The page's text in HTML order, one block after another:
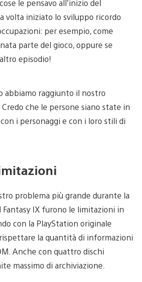
le pensavo all’inizio del
volta iniziato lo sviluppo ricordo
per esempio, come
parte del gioco, oppure se
episodio!
abbiamo raggiunto il nostro
che le persone siano state in
i personaggi e con i loro stili di
problema più grande durante la
Fantasy IX furono le limitazioni in
con la PlayStation originale
la quantità di informazioni
Anche con quattro dischi
massimo di archiviazione.